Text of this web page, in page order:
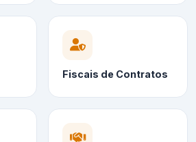
Fiscais de Contratos